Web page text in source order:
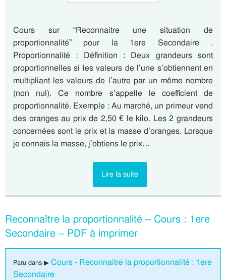
Cours sur “Reconnaitre une situation de
proportionnalité” pour la 1ere Secondaire .
Proportionnalité : Définition : Deux grandeurs sont
proportionnelles si les valeurs de l’une s’obtiennent en
multipliant les valeurs de l’autre par un même nombre
(non nul). Ce nombre s’appelle le coefficient de
proportionnalité. Exemple : Au marché, un primeur vend
des oranges au prix de 2,50 € le kilo. Les 2 grandeurs
concernées sont le prix et la masse d’oranges. Lorsque
je connais la masse, j’obtiens le prix…
Lire la suite
Reconnaître la proportionnalité – Cours : 1ere
Secondaire – PDF à imprimer
Paru dans ▶ Cours - Reconnaitre la proportionnalité : 1ere
Secondaire